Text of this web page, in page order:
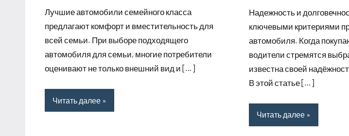
Лучшие автомобили семейного класса
предлагают комфорт и вместительность для
всей семьи. При выборе подходящего
автомобиля для семьи, многие потребители
оценивают не только внешний вид и […]
Читать далее
Надежность и
ключевыми критериями
автомобиля. Когда
водители стремятся
известна своей
В этой статье […]
Читать далее